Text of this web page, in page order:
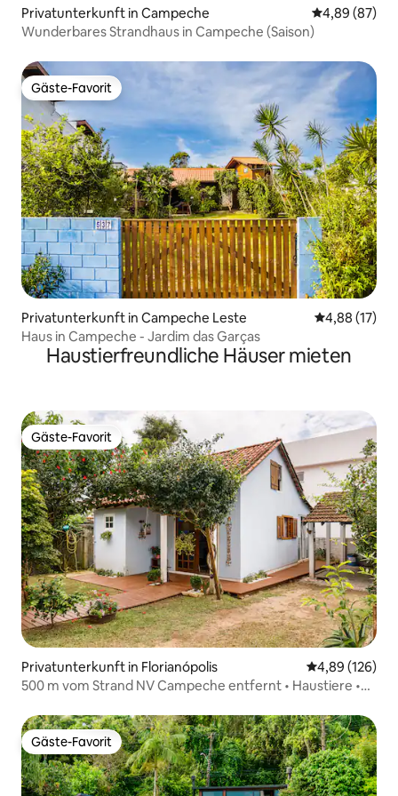
Privatunterkunft in Campeche
4,89 (87)
Wunderbares Strandhaus in Campeche (Saison)
Gäste-Favorit
Gäste-Favorit
Privatunterkunft in Campeche Leste
4,88 (17)
Haus in Campeche - Jardim das Garças
Haustierfreundliche Häuser mieten
Gäste-Favorit
Gäste-Favorit
Privatunterkunft in Florianópolis
4,89 (126)
500 m vom Strand NV Campeche entfernt • Haustiere •
Gäste-Favorit
Gäste-Favorit